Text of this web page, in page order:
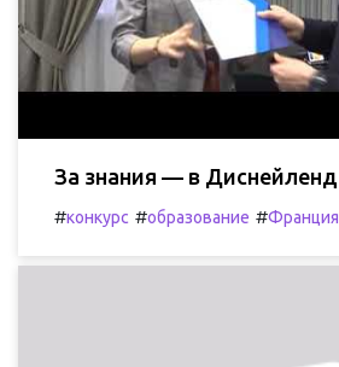
За знания — в Диснейленд
#конкурс #образование #Франция